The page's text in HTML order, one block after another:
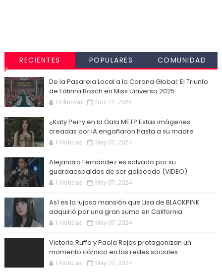
RECIENTES POPULARES COMUNIDAD
De la Pasarela Local a la Corona Global: El Triunfo
de Fátima Bosch en Miss Universo 2025
Unknown Nov 21, 2025
¿Katy Perry en la Gala MET? Estas imágenes
creadas por IA engañaron hasta a su madre
I-Noticias May 07, 2024
Alejandro Fernández es salvado por su
guardaespaldas de ser golpeado (VIDEO)
I-Noticias May 07, 2024
Así es la lujosa mansión que Lisa de BLACKPINK
adquirió por una gran suma en California
I-Noticias May 07, 2024
Victoria Ruffo y Paola Rojas protagonizan un
momento cómico en las redes sociales
I-Noticias May 07, 2024